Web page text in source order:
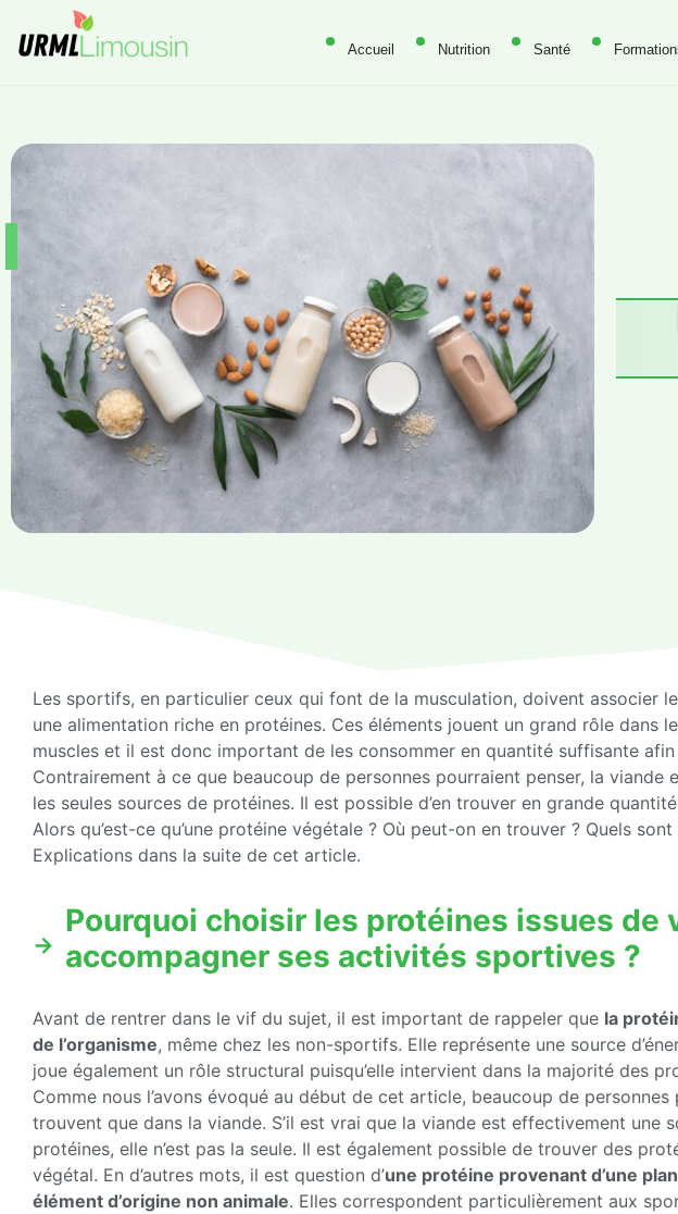
Accueil Nutrition Santé
Les sportifs, en particulier ceux qui font de la musculation, doivent associer
une alimentation riche en protéines. Ces éléments jouent un grand rôle dans
muscles et il est donc important de les consommer en quantité suffisante
Contrairement à ce que beaucoup de personnes pourraient penser, la viande
les seules sources de protéines. Il est possible d’en trouver en grande
Alors qu’est-ce qu’une protéine végétale ? Où peut-on en trouver ? Quels
Explications dans la suite de cet article.
Pourquoi choisir les protéines issues de
accompagner ses activités sportives ?
Avant de rentrer dans le vif du sujet, il est important de rappeler que la
de l’organisme, même chez les non-sportifs. Elle représente une source
joue également un rôle structural puisqu’elle intervient dans la majorité des
Comme nous l’avons évoqué au début de cet article, beaucoup de personnes
trouvent que dans la viande. S’il est vrai que la viande est effectivement une
protéines, elle n’est pas la seule. Il est également possible de trouver des
végétal. En d’autres mots, il est question d’une protéine provenant d’une
élément d’origine non animale. Elles correspondent particulièrement aux